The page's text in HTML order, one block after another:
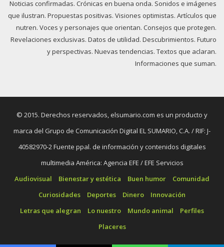
Noticias confirmadas. Crónicas en buena onda. Sonidos e imágenes
que ilustran. Propuestas positivas. Visiones optimistas. Artículos que
nutren. Voces y personajes que orientan. Consejos que protegen.
Revelaciones exclusivas. Datos de utilidad. Descubrimientos. Futuro
y perspectivas. Nuevas tendencias. Textos que aclaran.
Informaciones que suman.
© 2015. Derechos reservados, elsumario.com es un producto y
marca del Grupo de Comunicación Digital EL SUMARIO, C.A. / RIF: J-
40582970-2 Fuente ppal. de información y contenidos digitales
multimedia América: Agencia EFE / EFE Servicios
Audiovisual
Bienestar y estética Buen humor
Comunidad
Curiosidades
Deportes Dinero
Innovación
Letras que alegran
Lo nuestro Mundo animal
Perfiles
Placeres